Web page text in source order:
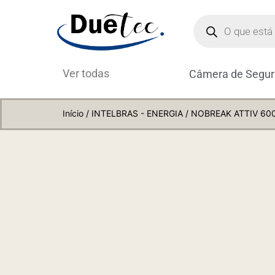
Ver todas Câmera de
Início / INTELBRAS - ENERGIA / NOBREAK ATTIV